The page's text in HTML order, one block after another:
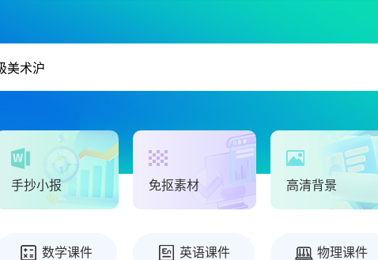
手抄小报 免抠素材 高清背景
数学课件 英语课件 物理课件